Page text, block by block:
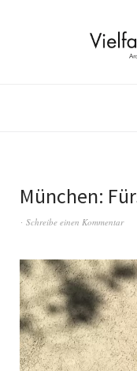
München:
Schreibe einen Kommentar